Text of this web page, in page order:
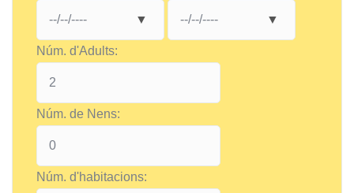
Núm. d'Adults:
Núm. de Nens:
Núm. d'habitacions: